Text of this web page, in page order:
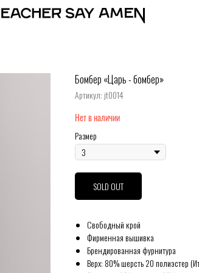
Бомбер «Царь - бомбер»
Артикул: jt0014
Нет в наличии
Размер
SOLD OUT
Свободный крой
Фирменная вышивка
Брендированная фурнитура
Верх: 80% шерсть 20 полиэстер